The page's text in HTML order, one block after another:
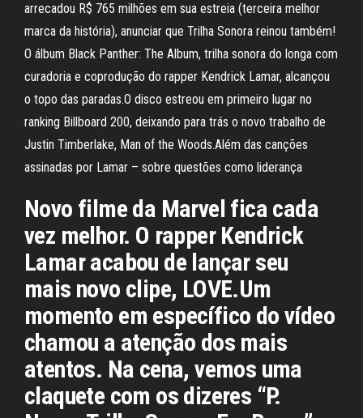
arrecadou R$ 765 milhões em sua estreia (terceira melhor
marca da história), anunciar que Trilha Sonora reinou também!
O álbum Black Panther: The Album, trilha sonora do longa com
curadoria e coprodução do rapper Kendrick Lamar, alcançou
o topo das paradas.O disco estreou em primeiro lugar no
ranking Billboard 200, deixando para trás o novo trabalho de
Justin Timberlake, Man of the Woods.Além das canções
assinadas por Lamar – sobre questões como liderança
Novo filme da Marvel fica cada
vez melhor. O rapper Kendrick
Lamar acabou de lançar seu
mais novo clipe, LOVE.Um
momento em específico do vídeo
chamou a atenção dos mais
atentos. Na cena, vemos uma
claquete com os dizeres “P.